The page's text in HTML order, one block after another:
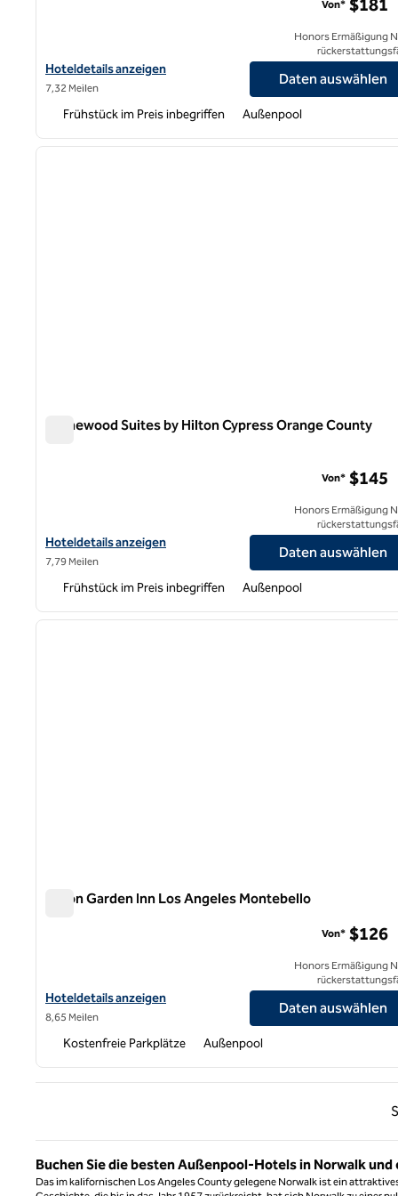
Hoteldetails für Homewood Suites by Hilton Long Beach Airport
Hoteldetails anzeigen
7,32 Meilen
Von* $181
Honors Ermäßigung
Daten auswählen
Frühstück im Preis inbegriffen Außenpool
1 von 12
Homewood Suites by Hilton Cypress Orange County
Hoteldetails für Homewood Suites by Hilton Cypress Orange
Hoteldetails anzeigen
7,79 Meilen
Von* $145
Honors Ermäßigung
Daten auswählen
Frühstück im Preis inbegriffen Außenpool
1 von 12
Hilton Garden Inn Los Angeles Montebello
Hoteldetails für das Hilton Garden Inn Los Angeles Montebello
Hoteldetails anzeigen
8,65 Meilen
Von* $126
Honors Ermäßigung
Daten auswählen
Kostenfreie Parkplätze Außenpool
Buchen Sie die besten Außenpool-Hotels in Norwalk
Das im kalifornischen Los Angeles County gelegene Norwalk ist ein